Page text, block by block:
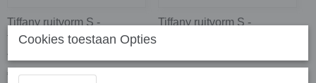
Tiffany ruitvorm S -
transparant roze parelmoer;
40 stuks
€ 3,17
Tiffany ruitvorm S -
Cookies toestaan Opties